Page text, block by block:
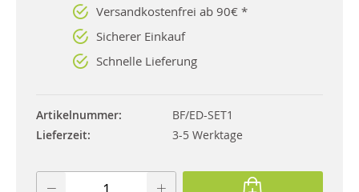
Versandkostenfrei ab 90€ *
Sicherer Einkauf
Schnelle Lieferung
Artikelnummer
BF/ED-SET1
Lieferzeit
3-5 Werktage